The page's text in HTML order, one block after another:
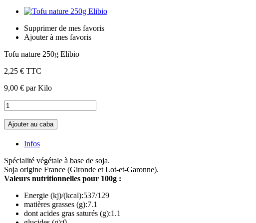
Supprimer de mes favoris
Ajouter à mes favoris
Tofu nature 250g Elibio
2,25 € TTC
9,00 € par Kilo
Ajouter au caba
Infos
Spécialité végétale à base de soja.
Soja origine France (Gironde et Lot-et-Garonne).
Valeurs nutritionnelles pour 100g :
Energie (kj)/(kcal):537/129
matières grasses (g):7.1
dont acides gras saturés (g):1.1